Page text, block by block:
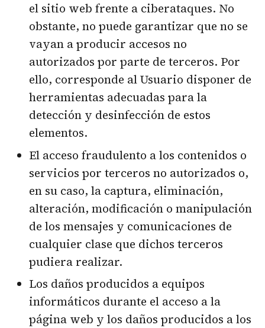
el sitio web frente a ciberataques. No
obstante, no puede garantizar que no se
vayan a producir accesos no
autorizados por parte de terceros. Por
ello, corresponde al Usuario disponer de
herramientas adecuadas para la
detección y desinfección de estos
elementos.
El acceso fraudulento a los contenidos o
servicios por terceros no autorizados o,
en su caso, la captura, eliminación,
alteración, modificación o manipulación
de los mensajes y comunicaciones de
cualquier clase que dichos terceros
pudiera realizar.
Los daños producidos a equipos
informáticos durante el acceso a la
página web y los daños producidos a los